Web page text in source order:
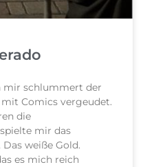
mir schlummert der
mit Comics vergeudet.
die
mir das
weiße Gold.
es mich reich